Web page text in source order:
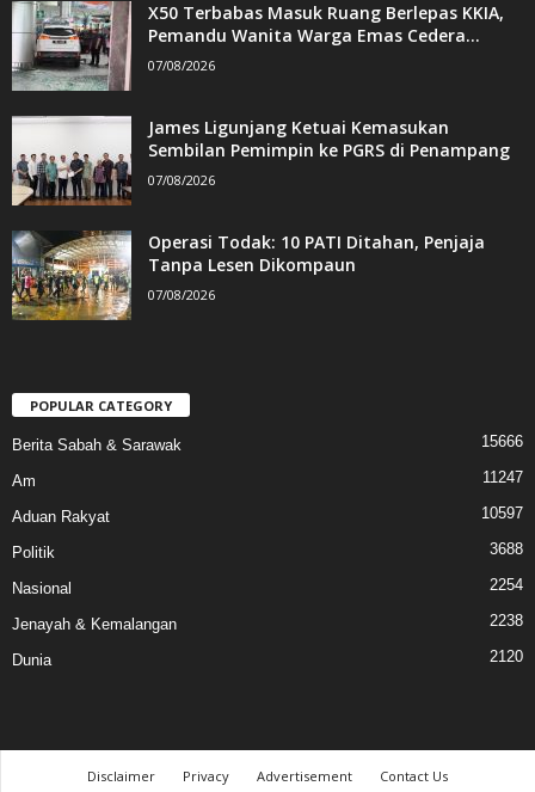
X50 Terbabas Masuk Ruang Berlepas KKIA,
Pemandu Wanita Warga Emas Cedera...
07/08/2026
James Ligunjang Ketuai Kemasukan
Sembilan Pemimpin ke PGRS di Penampang
07/08/2026
Operasi Todak: 10 PATI Ditahan, Penjaja
Tanpa Lesen Dikompaun
07/08/2026
POPULAR CATEGORY
Berita Sabah & Sarawak 15666
Am 11247
Aduan Rakyat 10597
Politik 3688
Nasional 2254
Jenayah & Kemalangan 2238
Dunia 2120
Disclaimer Privacy Advertisement Contact Us